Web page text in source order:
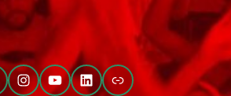
Instagram YouTube LinkedIn Lien